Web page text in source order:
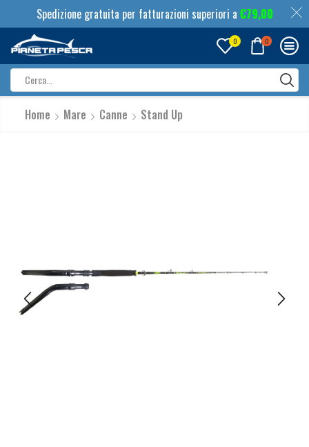
Spedizione gratuita per fatturazioni superiori a €79,00
0 0
input
Home Mare Canne Stand Up